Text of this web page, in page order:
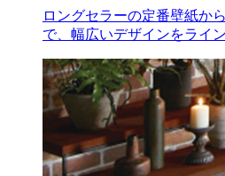
ロングセラーの定番壁紙か
で、幅広いデザインをライン